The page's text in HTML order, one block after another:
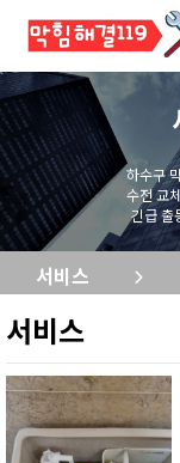
하수구
수전 교
긴급 출
서비스
서비스